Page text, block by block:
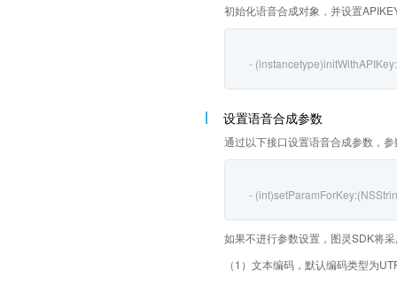
初始化语音合成对象，并设置
-
设置语音合成参数
通过以下接口设置语音合成参数，
-
如果不进行参数设置，图灵SDK将
（1）文本编码，默认编码类型为